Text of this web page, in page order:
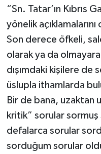
“Sn. Tatar’ın Kıbrıs
yönelik
Son derece öfkeli,
olarak ya da
dışımdaki kişilere
üslupla ithamlarda
Bir de bana, uzaktan
kritik” sorular
defalarca sorular
sorduğum sorular